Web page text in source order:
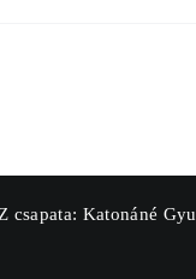
csapata: Katonáné